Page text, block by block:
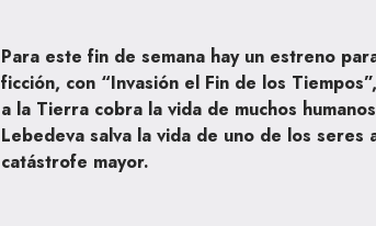
Para este fin de semana hay un estreno
ficción, con “Invasión el Fin de los
a la Tierra cobra la vida de muchos
Lebedeva salva la vida de uno de los seres
catástrofe mayor.